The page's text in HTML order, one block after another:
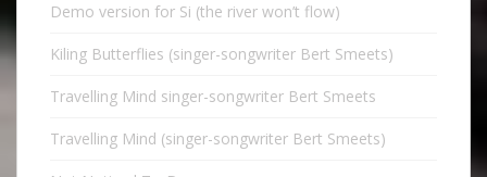
Demo version for Si (the river won’t flow)
Kiling Butterflies (singer-songwriter Bert Smeets)
Travelling Mind singer-songwriter Bert Smeets
Travelling Mind (singer-songwriter Bert Smeets)